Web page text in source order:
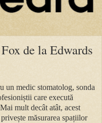
de la Edwards
un medic stomatolog, sonda
care execută
mult decât atât, acest
măsurarea spațiilor